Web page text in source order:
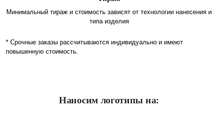
Минимальный тираж и стоимость зависят от технологии нанесения и
типа изделия
* Срочные заказы рассчитываются индивидуально и имеют
повышенную стоимость.
Наносим логотипы на: